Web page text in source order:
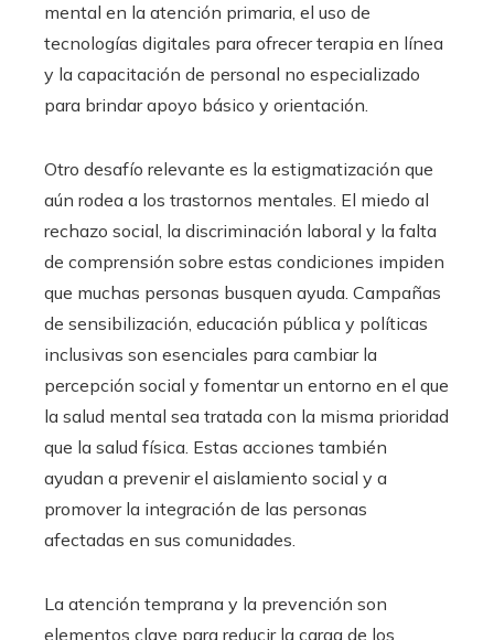
mental en la atención primaria, el uso de
tecnologías digitales para ofrecer terapia en línea
y la capacitación de personal no especializado
para brindar apoyo básico y orientación.
Otro desafío relevante es la estigmatización que
aún rodea a los trastornos mentales. El miedo al
rechazo social, la discriminación laboral y la falta
de comprensión sobre estas condiciones impiden
que muchas personas busquen ayuda. Campañas
de sensibilización, educación pública y políticas
inclusivas son esenciales para cambiar la
percepción social y fomentar un entorno en el que
la salud mental sea tratada con la misma prioridad
que la salud física. Estas acciones también
ayudan a prevenir el aislamiento social y a
promover la integración de las personas
afectadas en sus comunidades.
La atención temprana y la prevención son
elementos clave para reducir la carga de los